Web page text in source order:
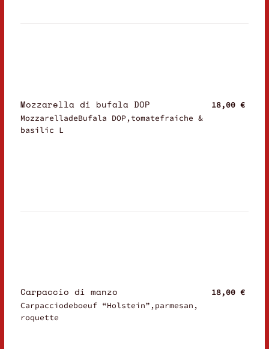
Mozzarella di bufala DOP
MozzarelladeBufala DOP,tomatefraiche &
basilic L
18,00 €
Carpaccio di manzo
Carpacciodeboeuf “Holstein”,parmesan,
roquette
18,00 €